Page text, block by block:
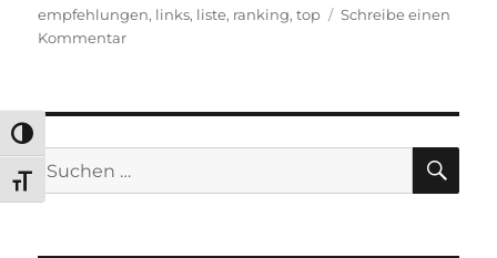
UMSCHALTEN AUF HOHE KONTRASTE
SCHRIFT VERGRÖSSERN
am
empfehlungen, links, liste, ranking,top
Schreibe einen
Kommentarzu
2008
Suchen
nach: